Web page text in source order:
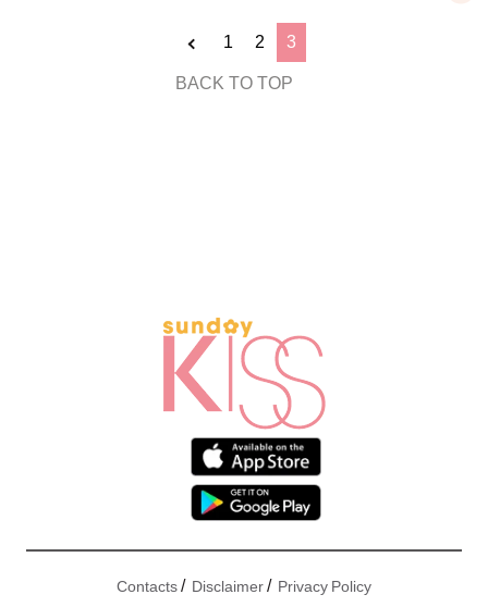
1 2 3
BACK TO TOP
Contacts/ Disclaimer/ Privacy Policy